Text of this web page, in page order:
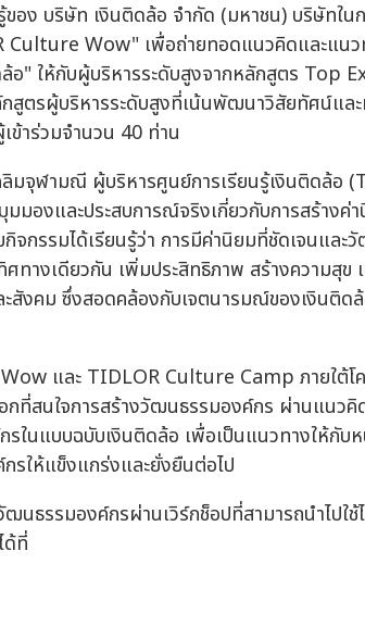
อง บริษัท เงินติดล้อ จำกัด (มหาชน) บริษัท
Wow" เพื่อถ่ายทอดแนวคิดและแนว
อ" ให้กับผู้บริหารระดับสูงจากหลักสูตร Top
สูตรผู้บริหารระดับสูงที่เน้นพัฒนาวิสัยทัศน์แล
ข้าร่วมจำนวน 40 ท่าน
มจุฬามณี ผู้บริหารศูนย์การเรียนรู้เงินติดล้อ
องและประสบการณ์จริงเกี่ยวกับการสร้างค่
จกรรมได้เรียนรู้ว่า การมีค่านิยมที่ชัดเจนแล
ทางเดียวกัน เพิ่มประสิทธิภาพ สร้างความสุข
งคม ซึ่งสอดคล้องกับเจตนารมณ์ของเงินติดล้
และ TIDLOR Culture Camp ภายใต้โ
ที่สนใจการสร้างวัฒนธรรมองค์กร ผ่านแนวคิ
ในแบบฉบับเงินติดล้อ เพื่อเป็นแนวทางให้กับ
รให้แข็งแกร่งและยั่งยืนต่อไป
ธรรมองค์กรผ่านเวิร์กช็อปที่สามารถนำไปใช้
ด้ที่